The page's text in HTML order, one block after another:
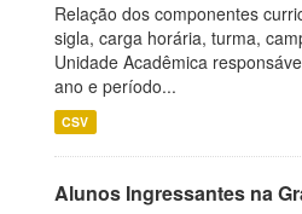
Relação dos componentes
sigla, carga horária, turma,
Unidade Acadêmica
ano e período...
CSV
Alunos Ingressantes na